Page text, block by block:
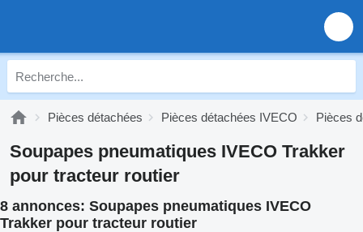
Pièces détachées Pièces détachées IVECO Pièces
Soupapes pneumatiques IVECO Trakker
pour tracteur routier
8 annonces: Soupapes pneumatiques IVECO
Trakker pour tracteur routier